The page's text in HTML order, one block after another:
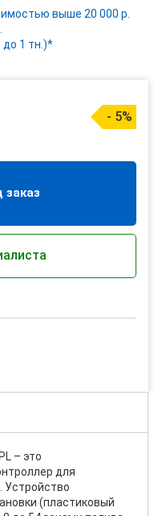
выше 20 000 р.
до 1 тн.)*
- 5%
заказ
– это
для
Устройство
(пластиковый